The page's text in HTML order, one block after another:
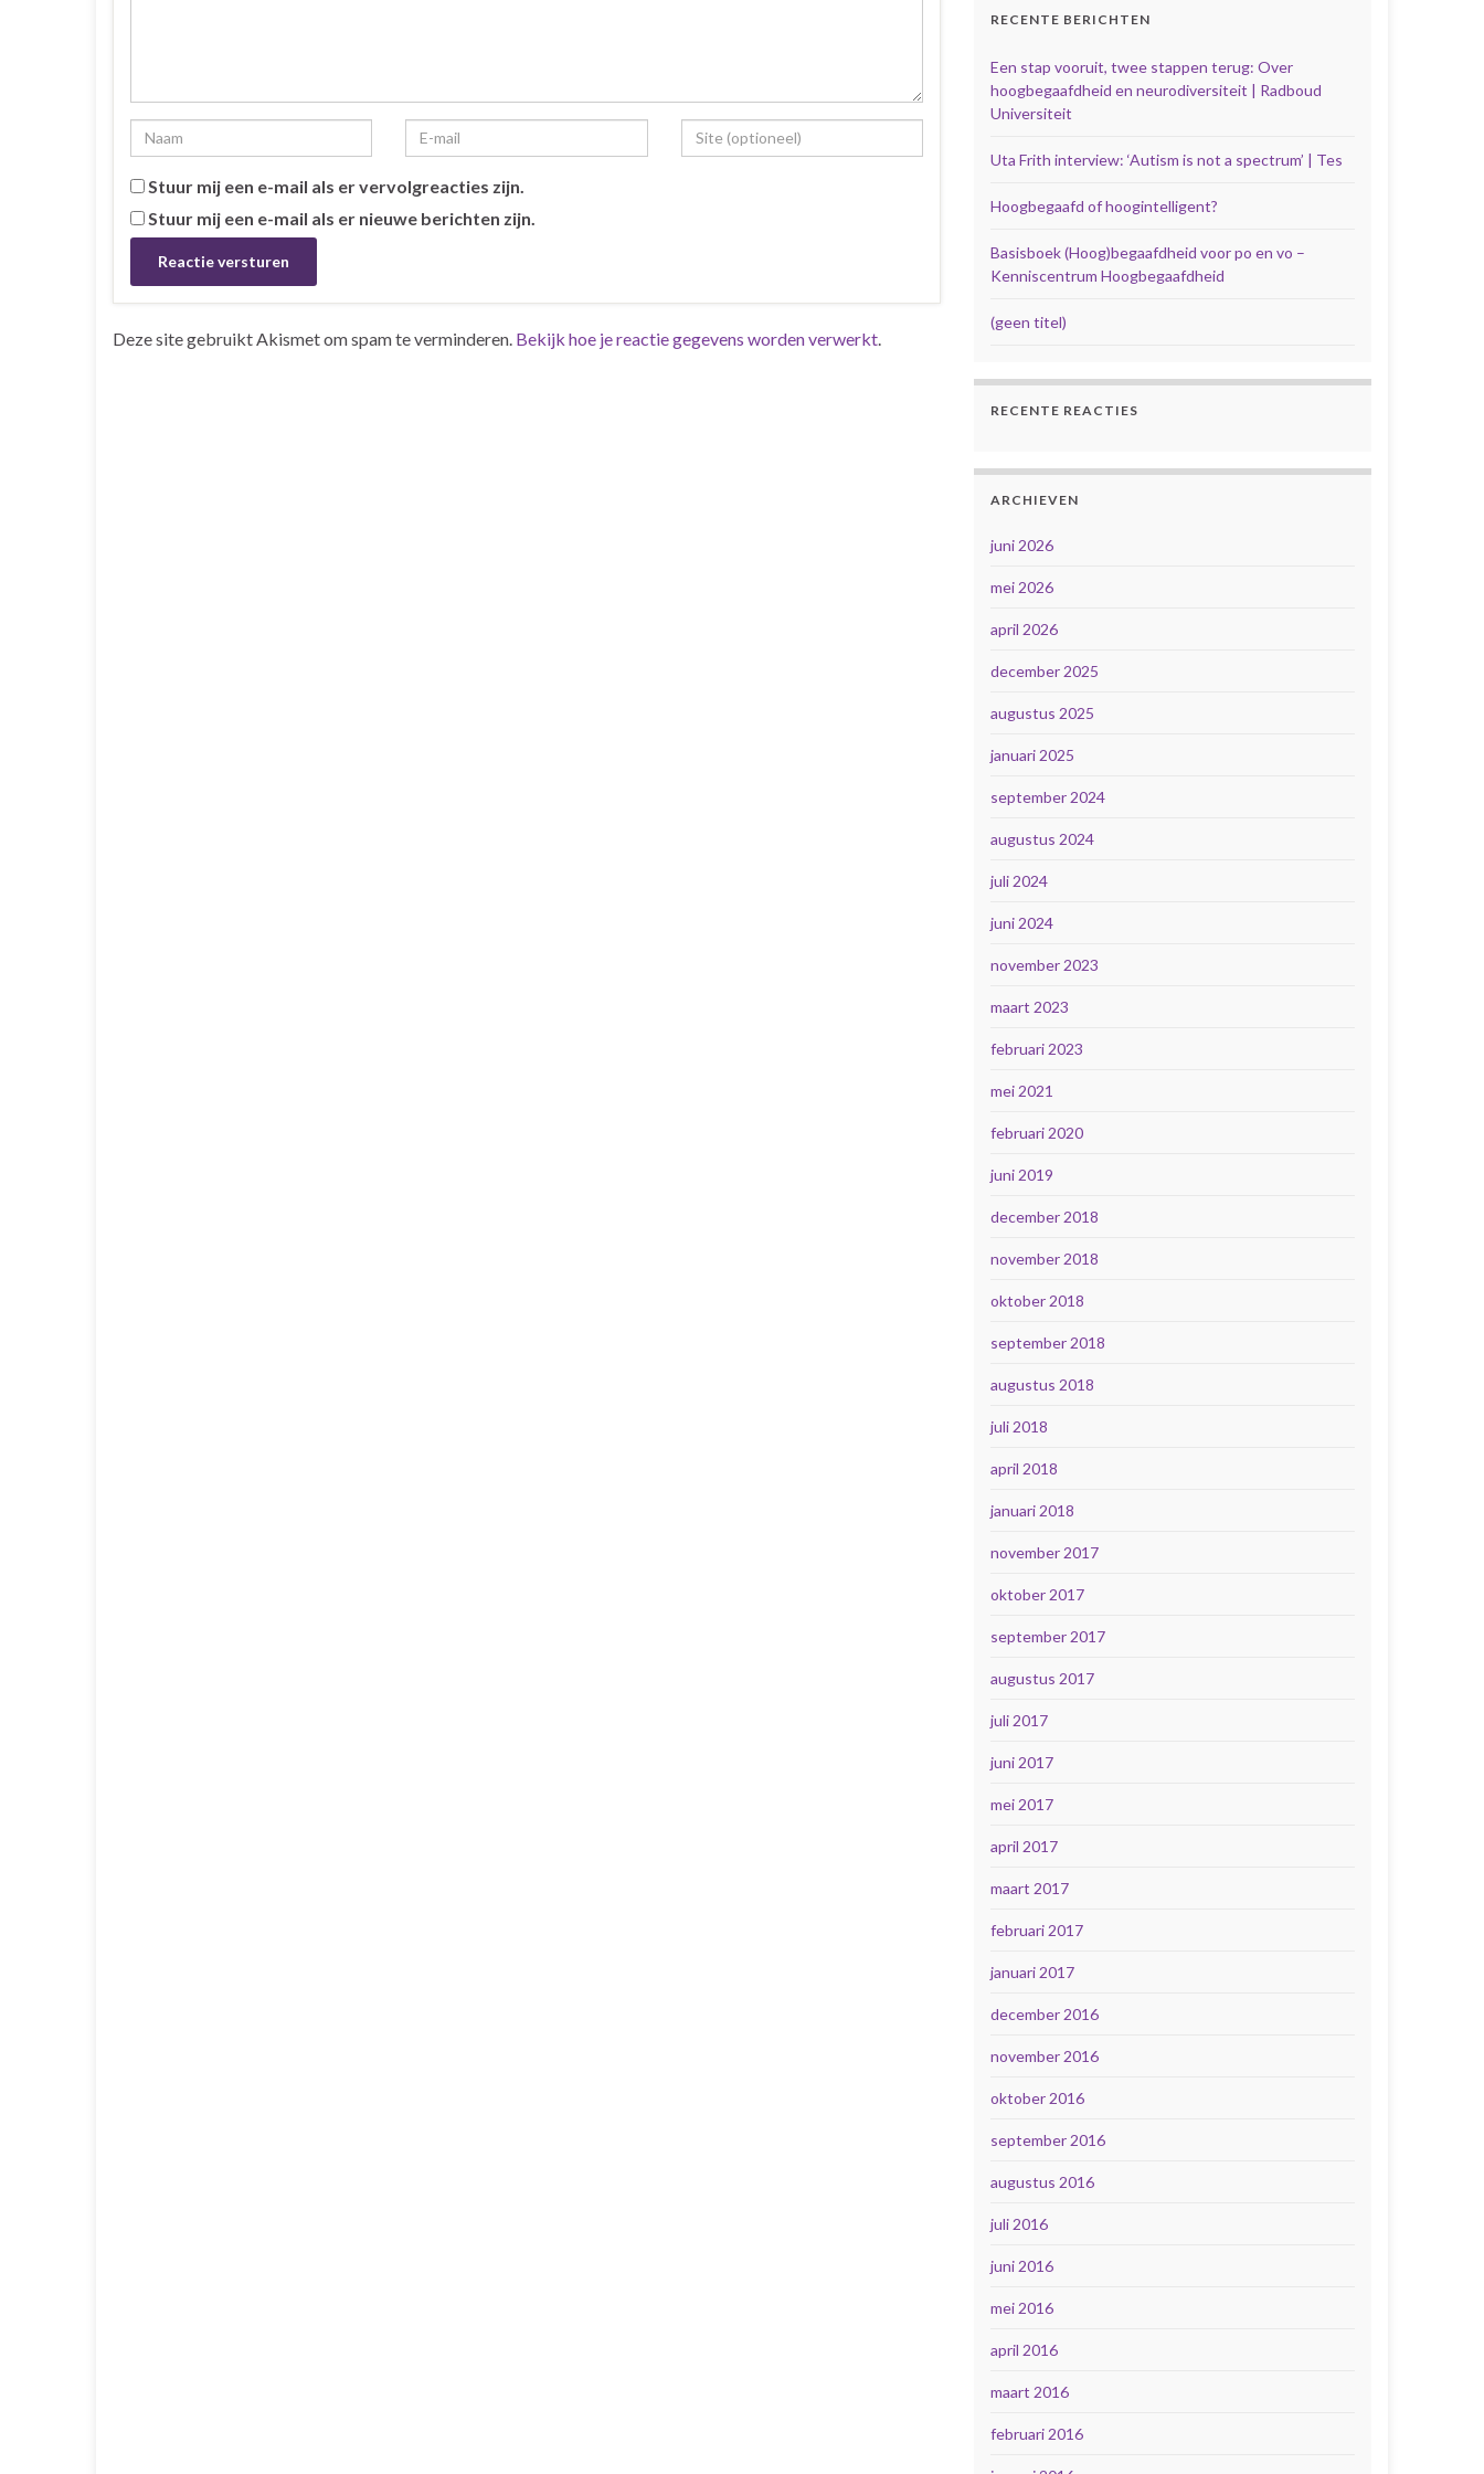
Stuur mij een e-mail als er vervolgreacties zijn.
Stuur mij een e-mail als er nieuwe berichten zijn.
Deze site gebruikt Akismet om spam te verminderen. Bekijk hoe je reactie gegevens worden verwerkt.
RECENTE BERICHTEN
Een stap vooruit, twee stappen terug: Over
hoogbegaafdheid en neurodiversiteit | Radboud
Universiteit
Uta Frith interview: ‘Autism is not a spectrum’ | Tes
Hoogbegaafd of hoogintelligent?
Basisboek (Hoog)begaafdheid voor po en vo –
Kenniscentrum Hoogbegaafdheid
(geen titel)
RECENTE REACTIES
ARCHIEVEN
juni 2026
mei 2026
april 2026
december 2025
augustus 2025
januari 2025
september 2024
augustus 2024
juli 2024
juni 2024
november 2023
maart 2023
februari 2023
mei 2021
februari 2020
juni 2019
december 2018
november 2018
oktober 2018
september 2018
augustus 2018
juli 2018
april 2018
januari 2018
november 2017
oktober 2017
september 2017
augustus 2017
juli 2017
juni 2017
mei 2017
april 2017
maart 2017
februari 2017
januari 2017
december 2016
november 2016
oktober 2016
september 2016
augustus 2016
juli 2016
juni 2016
mei 2016
april 2016
maart 2016
februari 2016